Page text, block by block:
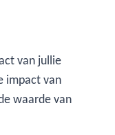
van jullie
impact van
waarde van